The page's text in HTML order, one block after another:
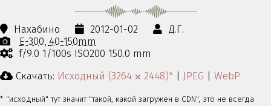
Нахабино 2012-01-02
Д.Г.
E-300 40-150mm
f/9.0 1/100s ISO200 150.0 mm
Скачать: Исходный (3264 ⨉ 2448)* | JPEG | WebP
* "исходный" тут значит "такой, какой загружен в CDN", это не всегда